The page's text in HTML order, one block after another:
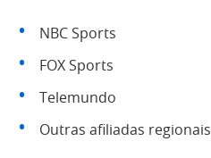
NBC Sports
FOX Sports
Telemundo
Outras afiliadas regionais